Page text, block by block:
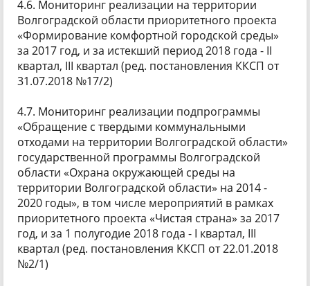
4.6. Мониторинг реализации на территории
Волгоградской области приоритетного проекта
«Формирование комфортной городской среды»
за 2017 год, и за истекший период 2018 года - II
квартал, III квартал (ред. постановления ККСП от
31.07.2018 №17/2)
4.7. Мониторинг реализации подпрограммы
«Обращение с твердыми коммунальными
отходами на территории Волгоградской области»
государственной программы Волгоградской
области «Охрана окружающей среды на
территории Волгоградской области» на 2014 -
2020 годы», в том числе мероприятий в рамках
приоритетного проекта «Чистая страна» за 2017
год, и за 1 полугодие 2018 года - I квартал, III
квартал (ред. постановления ККСП от 22.01.2018
№2/1)